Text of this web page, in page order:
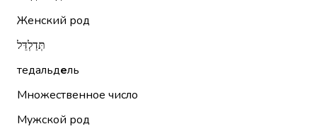
Женский род
תְּדַלְדֵּל
тедальдель
Множественное число
Мужской род